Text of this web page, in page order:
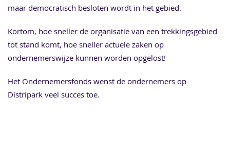
maar democratisch besloten wordt in het gebied.
Kortom, hoe sneller de organisatie van een trekkingsgebied
tot stand komt, hoe sneller actuele zaken op
ondernemerswijze kunnen worden opgelost!
Het Ondernemersfonds wenst de ondernemers op
Distripark veel succes toe.